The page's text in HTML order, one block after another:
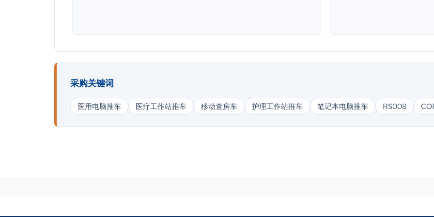
采购关键词
医用电脑推车 医疗工作站推车 移动查房车 护理工作站推车 笔记本电脑推车 RS008